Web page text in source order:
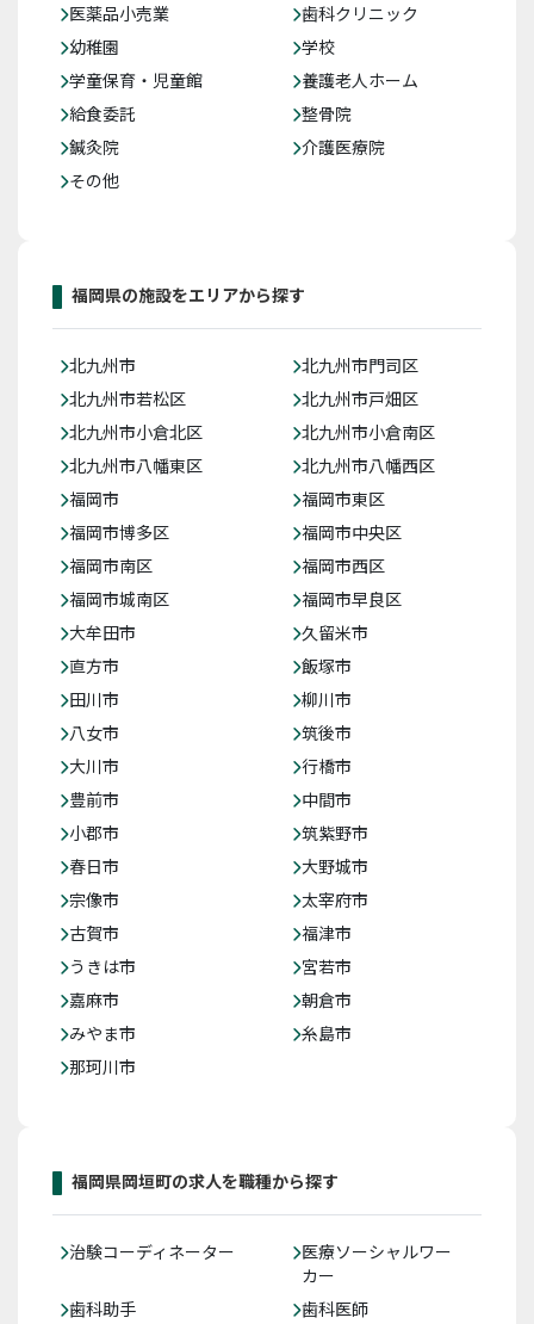
医薬品小売業
歯科クリニック
幼稚園
学校
学童保育・児童館
養護老人ホーム
給食委託
整骨院
鍼灸院
介護医療院
その他
福岡県の施設をエリアから探す
北九州市
北九州市門司区
北九州市若松区
北九州市戸畑区
北九州市小倉北区
北九州市小倉南区
北九州市八幡東区
北九州市八幡西区
福岡市
福岡市東区
福岡市博多区
福岡市中央区
福岡市南区
福岡市西区
福岡市城南区
福岡市早良区
大牟田市
久留米市
直方市
飯塚市
田川市
柳川市
八女市
筑後市
大川市
行橋市
豊前市
中間市
小郡市
筑紫野市
春日市
大野城市
宗像市
太宰府市
古賀市
福津市
うきは市
宮若市
嘉麻市
朝倉市
みやま市
糸島市
那珂川市
福岡県岡垣町の求人を職種から探す
治験コーディネーター
医療ソーシャルワー
カー
歯科助手
歯科医師